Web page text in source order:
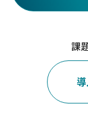
課
導